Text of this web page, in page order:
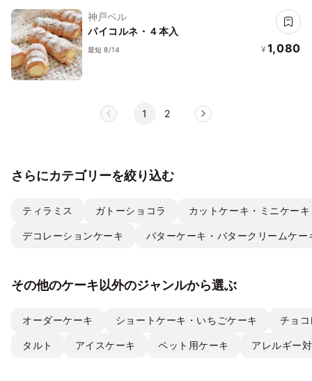
神戸ベル
パイコルネ・４本入
最短 8/14 ¥ 1,080
1 2
さらにカテゴリーを絞り込む
ティラミス ガトーショコラ カットケーキ・ミニケーキ
デコレーションケーキ バターケーキ・バタークリームケー
その他のケーキ以外のジャンルから選ぶ
オーダーケーキ ショートケーキ・いちごケーキ チョ
タルト アイスケーキ ペット用ケーキ アレルギー